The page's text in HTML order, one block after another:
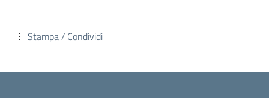
Stampa / Condividi